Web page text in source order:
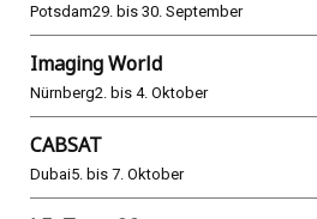
Potsdam29. bis 30. September
Imaging World
Nürnberg2. bis 4. Oktober
CABSAT
Dubai5. bis 7. Oktober